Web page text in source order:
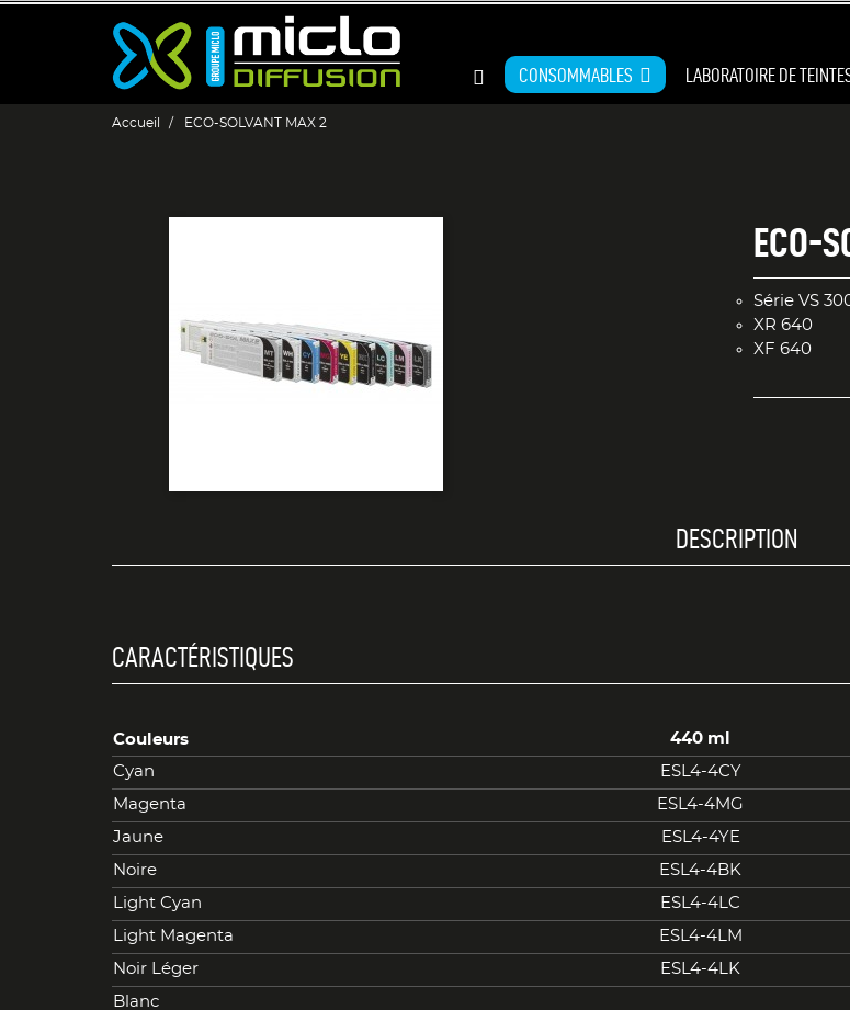
CONSOMMABLES LABORATOIRE DE
Accueil ECO-SOLVANT MAX 2
ECO-
Série VS
XR 640
XF 640
DESCRIPTION
CARACTÉRISTIQUES
Couleurs 440 ml
Cyan
ESL4-4CY
Magenta
ESL4-4MG
Jaune
ESL4-4YE
Noire
ESL4-4BK
Light Cyan
ESL4-4LC
Light Magenta
ESL4-4LM
Noir Léger
ESL4-4LK
Blanc